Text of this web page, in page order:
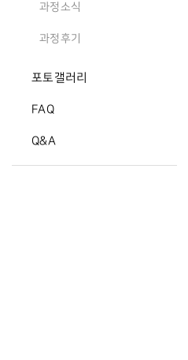
과정소식
과정후기
포토갤러리
FAQ
Q&A